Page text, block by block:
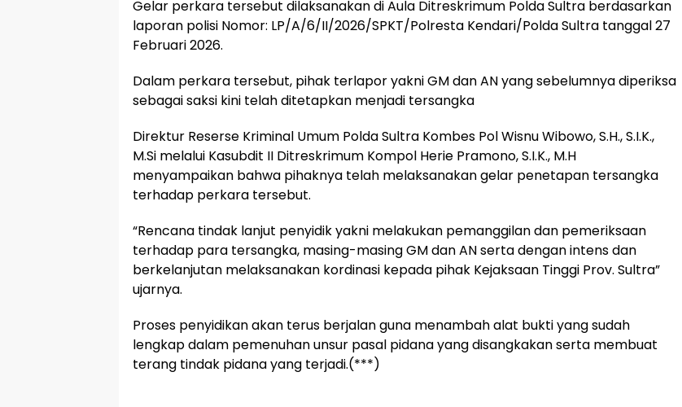
Gelar perkara tersebut dilaksanakan di Aula Ditreskrimum Polda Sultra berdasarkan
laporan polisi Nomor: LP/A/6/II/2026/SPKT/Polresta Kendari/Polda Sultra tanggal 27
Februari 2026.
Dalam perkara tersebut, pihak terlapor yakni GM dan AN yang sebelumnya diperiksa
sebagai saksi kini telah ditetapkan menjadi tersangka
Direktur Reserse Kriminal Umum Polda Sultra Kombes Pol Wisnu Wibowo, S.H., S.I.K.,
M.Si melalui Kasubdit II Ditreskrimum Kompol Herie Pramono, S.I.K., M.H
menyampaikan bahwa pihaknya telah melaksanakan gelar penetapan tersangka
terhadap perkara tersebut.
“Rencana tindak lanjut penyidik yakni melakukan pemanggilan dan pemeriksaan
terhadap para tersangka, masing-masing GM dan AN serta dengan intens dan
berkelanjutan melaksanakan kordinasi kepada pihak Kejaksaan Tinggi Prov. Sultra”
ujarnya.
Proses penyidikan akan terus berjalan guna menambah alat bukti yang sudah
lengkap dalam pemenuhan unsur pasal pidana yang disangkakan serta membuat
terang tindak pidana yang terjadi.(***)